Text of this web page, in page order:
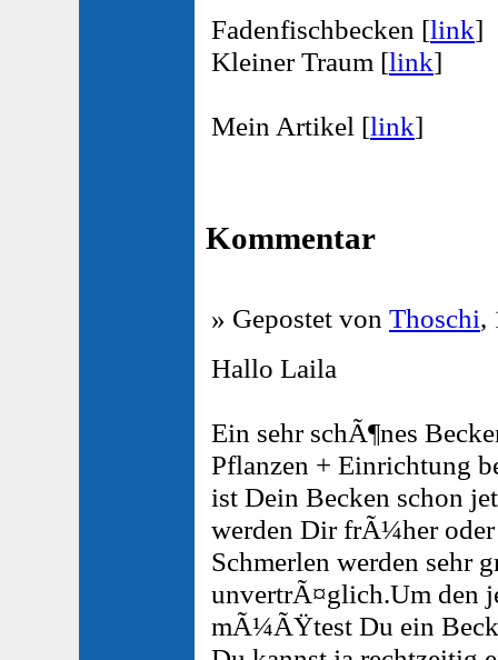
Fadenfischbecken [link]
Kleiner Traum [link]
Mein Artikel [link]
Kommentar
» Gepostet von Thoschi,
Hallo Laila
Ein sehr schÃ¶nes
Pflanzen + Einrichtung
ist Dein Becken schon
werden Dir frÃ¼her oder
Schmerlen werden sehr
unvertrÃ¤glich.Um den
mÃ¼ÃŸtest Du ein